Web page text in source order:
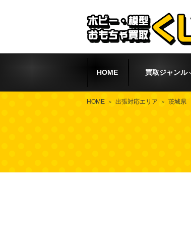
HOME 買取ジャンル
HOME 出張対応エリア 茨城県